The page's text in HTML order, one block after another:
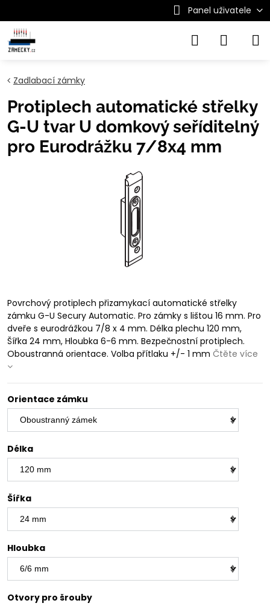
Panel uživatele
Zadlabací zámky
Protiplech automatické střelky
G-U tvar U domkový seříditelný
pro Eurodrážku 7/8x4 mm
Povrchový protiplech přizamykací automatické střelky
zámku G-U Secury Automatic. Pro zámky s lištou 16 mm. Pro
dveře s eurodrážkou 7/8 x 4 mm. Délka plechu 120 mm,
Šířka 24 mm, Hloubka 6-6 mm. Bezpečnostní protiplech.
Oboustranná orientace. Volba přítlaku +/- 1 mm Čtěte více
Orientace zámku
Délka
Šířka
Hloubka
Otvory pro šrouby